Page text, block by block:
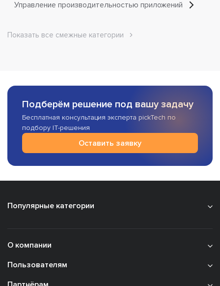
Управление производительностью приложений
Показать все смежные категории
Подберём решение под вашу задачу
Бесплатная консультация эксперта pickTech по
подбору IT-решения
Оставить заявку
Популярные категории
О компании
Пользователям